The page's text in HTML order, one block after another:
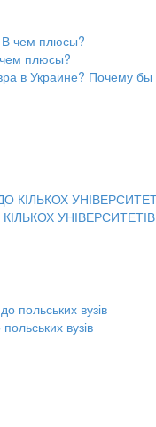
плюсы?
в Украине? Почему
вузів